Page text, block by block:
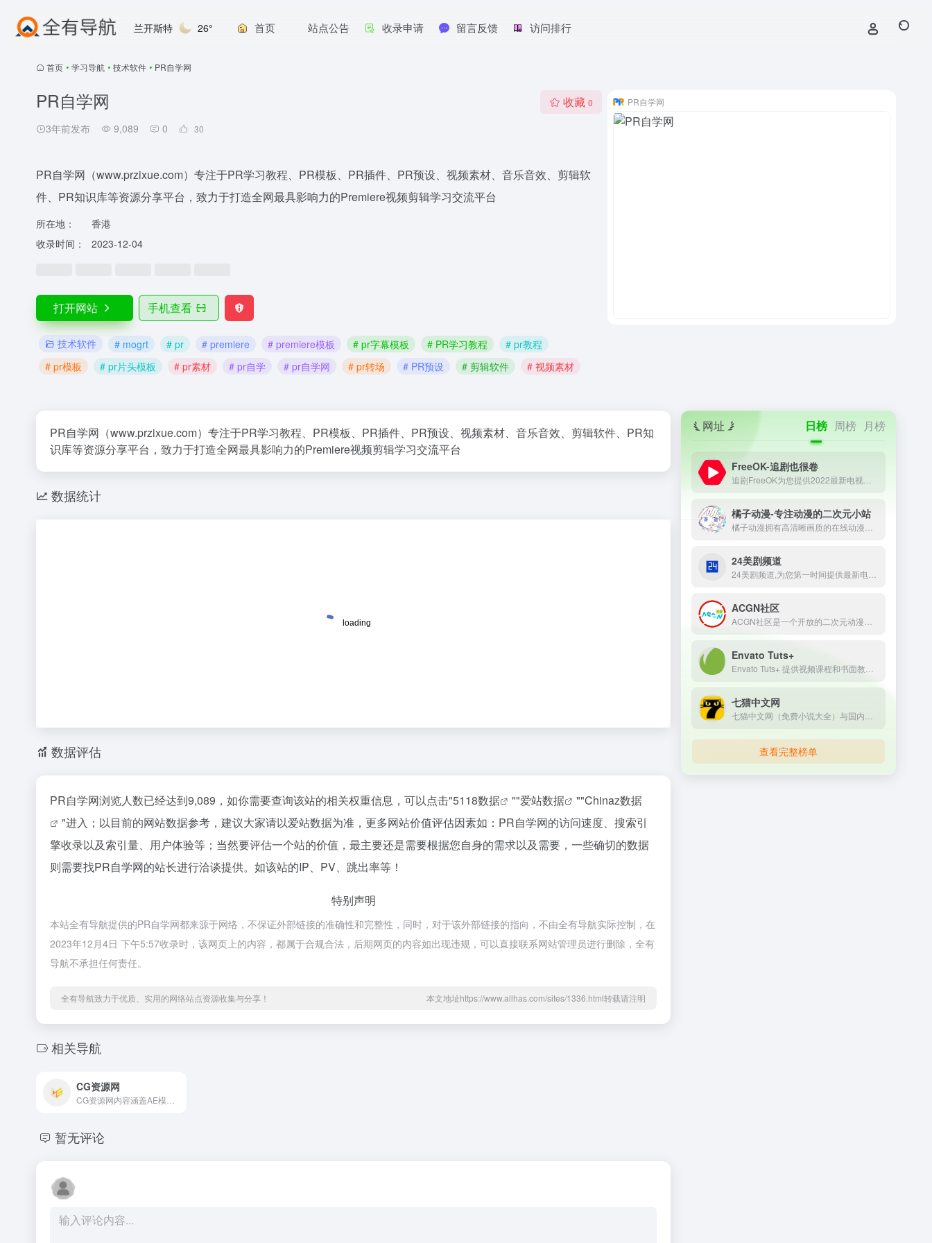
兰开斯特 26° 首页 站点公告 收录申请 留言反馈 访问排行
首页 • 学习导航 • 技术软件 • PR自学网
PR自学网
3年前发布 9,089 0 30
收藏 0
PR自学网（www.przixue.com）专注于PR学习教程、PR模板、PR插件、PR预设、视频素材、音乐音效、剪辑软
件、PR知识库等资源分享平台，致力于打造全网最具影响力的Premiere视频剪辑学习交流平台
所在地：
香港
收录时间：
2023-12-04
打开网站 手机查看
技术软件 # mogrt # pr # premiere # premiere模板 # pr字幕模板 # PR学习教程
# pr教程
# pr模板
# pr片头模板 # pr素材 # pr自学 # pr自学网 # pr转场 # PR预设 # 剪辑软件 # 视频素材
PR自学网
PR自学网（www.przixue.com）专注于PR学习教程、PR模板、PR插件、PR预设、视频素材、音乐音效、剪辑软件、PR知
识库等资源分享平台，致力于打造全网最具影响力的Premiere视频剪辑学习交流平台
数据统计
数据评估
PR自学网浏览人数已经达到9,089，如你需要查询该站的相关权重信息，可以点击"5118数据 ""爱站数据 ""Chinaz数据
"进入；以目前的网站数据参考，建议大家请以爱站数据为准，更多网站价值评估因素如：PR自学网的访问速度、搜索引
擎收录以及索引量、用户体验等；当然要评估一个站的价值，最主要还是需要根据您自身的需求以及需要，一些确切的数据
则需要找PR自学网的站长进行洽谈提供。如该站的IP、PV、跳出率等！
特别声明
本站全有导航提供的PR自学网都来源于网络，不保证外部链接的准确性和完整性，同时，对于该外部链接的指向，不由全有导航实际控制，在
2023年12月4日 下午5:57收录时，该网页上的内容，都属于合规合法，后期网页的内容如出现违规，可以直接联系网站管理员进行删除，全有
导航不承担任何责任。
全有导航致力于优质、实用的网络站点资源收集与分享！ 本文地址https://www.allhas.com/sites/1336.html转载请注明
相关导航
CG资源网
暂无评论
网址 日榜 周榜 月榜
FreeOK-追剧也很卷
橘子动漫-专注动漫的二次元小站
24美剧频道
ACGN社区
Envato Tuts+
七猫中文网
查看完整榜单